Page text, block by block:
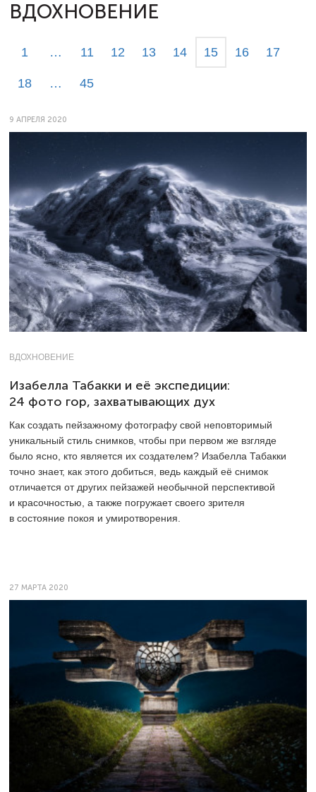
ВДОХНОВЕНИЕ
1 … 11 12 13 14 15 16 17
18 … 45
9 АПРЕЛЯ 2020
ВДОХНОВЕНИЕ
Изабелла Табакки и её экспедиции:
24 фото гор, захватывающих дух
Как создать пейзажному фотографу свой неповторимый
уникальный стиль снимков, чтобы при первом же взгляде
было ясно, кто является их создателем? Изабелла Табакки
точно знает, как этого добиться, ведь каждый её снимок
отличается от других пейзажей необычной перспективой
и красочностью, а также погружает своего зрителя
в состояние покоя и умиротворения.
27 МАРТА 2020